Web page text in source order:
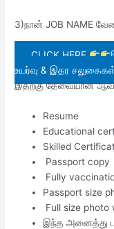
3)நான் JOB NAME
CLICK HERE
உயர்வு & இதர
இதற்கு தேவையான
Resume
Educational
Skilled
Passport copy
Fully
Passport size
Full size
இந்த அனைத்து